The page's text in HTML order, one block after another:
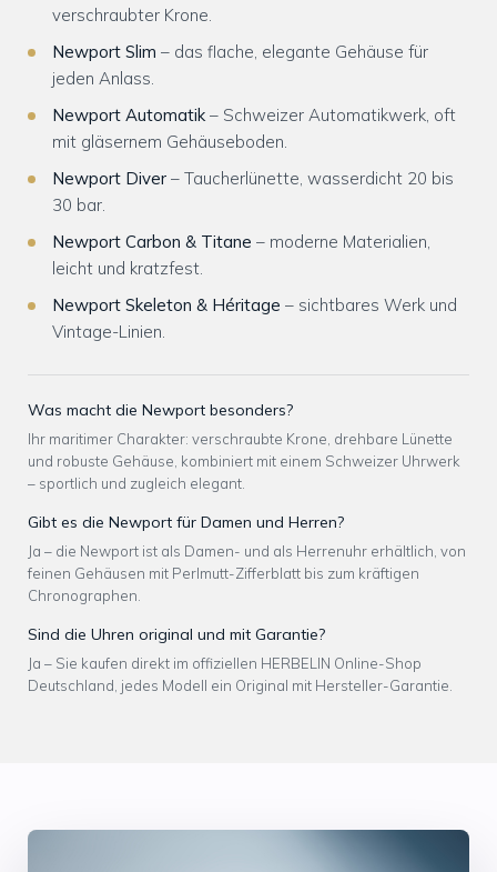
verschraubter Krone.
Newport Slim – das flache, elegante Gehäuse für
jeden Anlass.
Newport Automatik– Schweizer Automatikwerk, oft
mit gläsernem Gehäuseboden.
Newport Diver– Taucherlünette, wasserdicht 20 bis
30 bar.
Newport Carbon & Titane – moderne Materialien,
leicht und kratzfest.
Newport Skeleton & Héritage – sichtbares Werk und
Vintage-Linien.
Was macht die Newport besonders?
Ihr maritimer Charakter: verschraubte Krone, drehbare Lünette
und robuste Gehäuse, kombiniert mit einem Schweizer Uhrwerk
– sportlich und zugleich elegant.
Gibt es die Newport für Damen und Herren?
Ja – die Newport ist als Damen- und als Herrenuhr erhältlich, von
feinen Gehäusen mit Perlmutt-Zifferblatt bis zum kräftigen
Chronographen.
Sind die Uhren original und mit Garantie?
Ja – Sie kaufen direkt im offiziellen HERBELIN Online-Shop
Deutschland, jedes Modell ein Original mit Hersteller-Garantie.